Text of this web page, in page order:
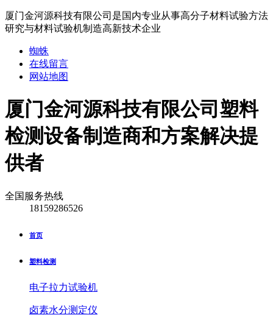
厦门金河源科技有限公司是国内专业从事高分子材料试验方法
研究与材料试验机制造高新技术企业
蜘蛛
在线留言
网站地图
厦门金河源科技有限公司塑料
检测设备制造商和方案解决提
供者
全国服务热线
18159286526
首页
塑料检测
电子拉力试验机
卤素水分测定仪